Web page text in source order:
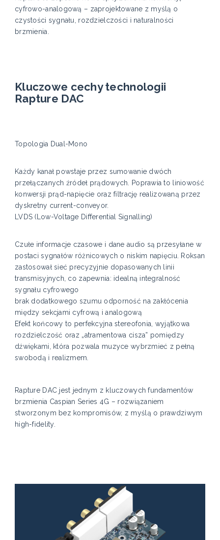
cyfrowo-analogową – zaprojektowane z myślą o
czystości sygnału, rozdzielczości i naturalności
brzmienia.
Kluczowe cechy technologii
Rapture DAC
Topologia Dual-Mono
Każdy kanał powstaje przez sumowanie dwóch
przełączanych źródeł prądowych. Poprawia to liniowość
konwersji prąd-napięcie oraz filtrację realizowaną przez
dyskretny current-conveyor.
LVDS (Low-Voltage Differential Signalling)
Czułe informacje czasowe i dane audio są przesyłane w
postaci sygnałów różnicowych o niskim napięciu. Roksan
zastosował sieć precyzyjnie dopasowanych linii
transmisyjnych, co zapewnia: idealną integralność
sygnału cyfrowego
brak dodatkowego szumu odporność na zakłócenia
między sekcjami cyfrową i analogową
Efekt końcowy to perfekcyjna stereofonia, wyjątkowa
rozdzielczość oraz „atramentowa cisza” pomiędzy
dźwiękami, która pozwala muzyce wybrzmieć z pełną
swobodą i realizmem.
Rapture DAC jest jednym z kluczowych fundamentów
brzmienia Caspian Series 4G – rozwiązaniem
stworzonym bez kompromisów, z myślą o prawdziwym
high-fidelity.